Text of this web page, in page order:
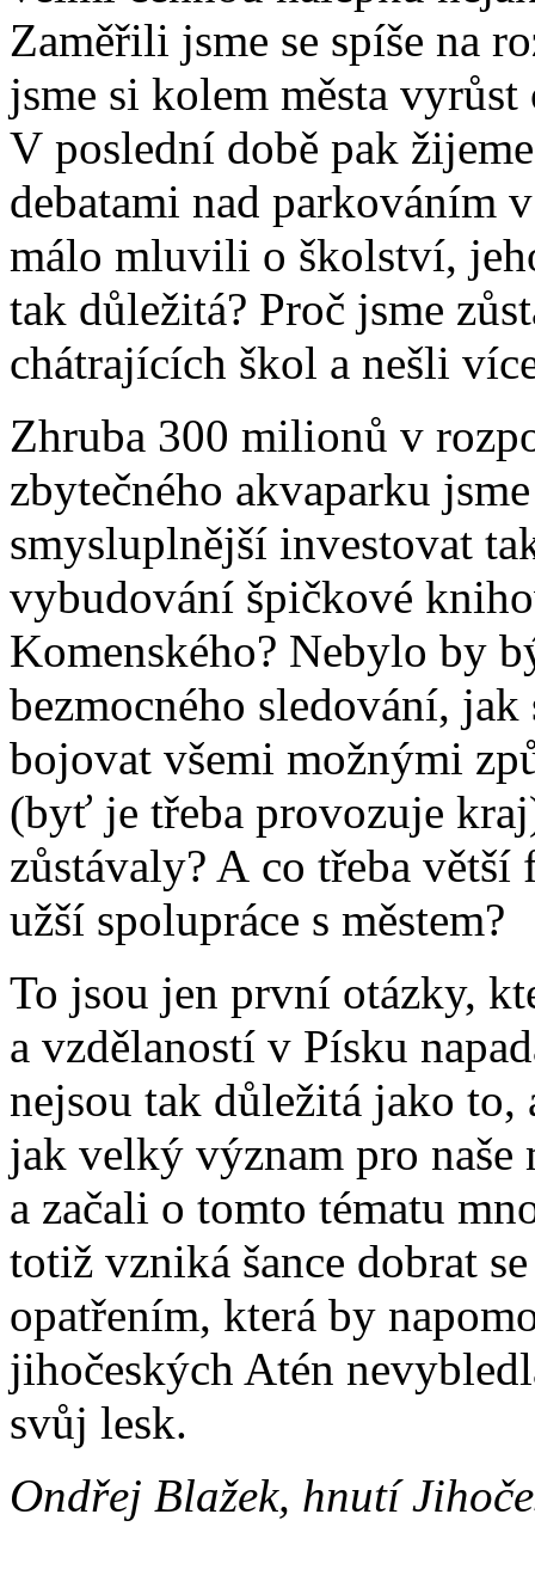
Zaměřili jsme se spíše na
jsme si kolem města
V poslední době pak
debatami nad parkováním
málo mluvili o školství,
tak důležitá? Proč jsme
chátrajících škol a nešli
Zhruba 300 milionů v
zbytečného akvaparku
smysluplnější investovat
vybudování špičkové
Komenského? Nebylo by
bezmocného sledování,
bojovat všemi možnými
(byť je třeba provozuje
zůstávaly? A co třeba
užší spolupráce s městem?
To jsou jen první otázky,
a vzdělaností v Písku
nejsou tak důležitá jako
jak velký význam pro naše
a začali o tomto tématu
totiž vzniká šance dobrat
opatřením, která by
jihočeských Atén
svůj lesk.
Ondřej Blažek, hnutí